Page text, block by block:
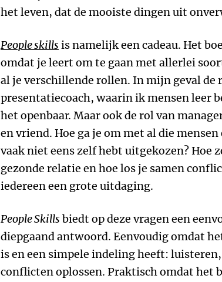
het leven, dat de mooiste dingen uit
People skills is namelijk een cadeau. Het
omdat je leert om te gaan met allerlei
al je verschillende rollen. In mijn geval de
presentatiecoach, waarin ik mensen leer
het openbaar. Maar ook de rol van
en vriend. Hoe ga je om met al die
vaak niet eens zelf hebt uitgekozen? Hoe
gezonde relatie en hoe los je samen
iedereen een grote uitdaging.
People Skills biedt op deze vragen een
diepgaand antwoord. Eenvoudig omdat
is en een simpele indeling heeft:
conflicten oplossen. Praktisch omdat het